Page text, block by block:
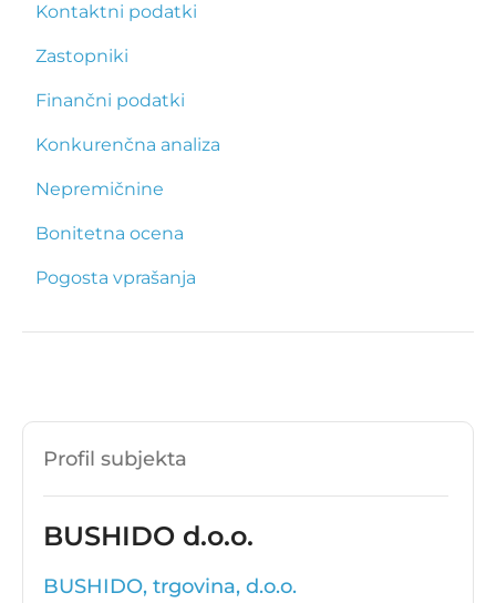
Kontaktni podatki
Zastopniki
Finančni podatki
Konkurenčna analiza
Nepremičnine
Bonitetna ocena
Pogosta vprašanja
Profil subjekta
BUSHIDO d.o.o.
BUSHIDO, trgovina, d.o.o.